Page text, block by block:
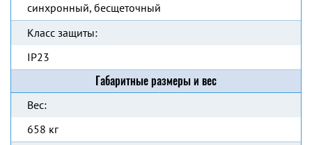
синхронный, бесщеточный
Класс защиты:
IP23
Габаритные размеры и вес
Вес:
658 кг